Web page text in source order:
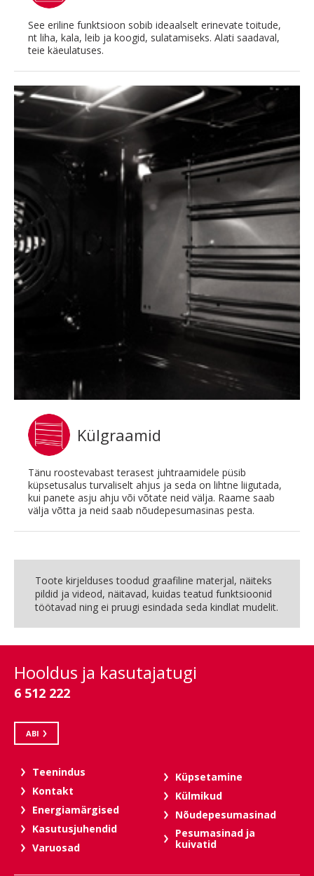
See eriline funktsioon sobib ideaalselt erinevate toitude,
nt liha, kala, leib ja koogid, sulatamiseks. Alati saadaval,
teie käeulatuses.
Külgraamid
Tänu roostevabast terasest juhtraamidele püsib
küpsetusalus turvaliselt ahjus ja seda on lihtne liigutada,
kui panete asju ahju või võtate neid välja. Raame saab
välja võtta ja neid saab nõudepesumasinas pesta.
Toote kirjelduses toodud graafiline materjal, näiteks
pildid ja videod, näitavad, kuidas teatud funktsioonid
töötavad ning ei pruugi esindada seda kindlat mudelit.
Hooldus ja kasutajatugi
6 512 222
ABI
Teenindus
Kontakt
Energiamärgised
Kasutusjuhendid
Varuosad
Küpsetamine
Külmikud
Nõudepesumasinad
Pesumasinad ja
kuivatid